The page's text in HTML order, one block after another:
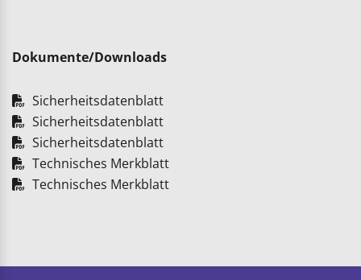
Dokumente/Downloads
Sicherheitsdatenblatt
Sicherheitsdatenblatt
Sicherheitsdatenblatt
Technisches Merkblatt
Technisches Merkblatt